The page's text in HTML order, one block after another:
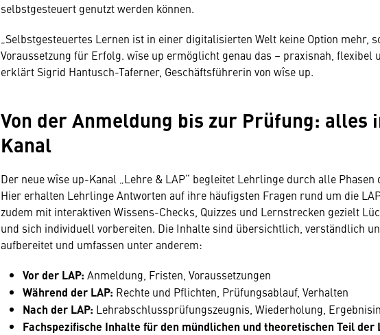
selbstgesteuert genutzt werden können.
„Selbstgesteuertes Lernen ist in einer digitalisierten Welt keine Option mehr,
Voraussetzung für Erfolg. wîse up ermöglicht genau das – praxisnah, flexibel
erklärt Sigrid Hantusch-Taferner, Geschäftsführerin von wîse up.
Von der Anmeldung bis zur Prüfung: alles
Kanal
Der neue wîse up-Kanal „Lehre & LAP“ begleitet Lehrlinge durch alle Phasen
Hier erhalten Lehrlinge Antworten auf ihre häufigsten Fragen rund um die
zudem mit interaktiven Wissens-Checks, Quizzes und Lernstrecken gezielt
und sich individuell vorbereiten. Die Inhalte sind übersichtlich, verständlich
aufbereitet und umfassen unter anderem:
Vor der LAP: Anmeldung, Fristen, Voraussetzungen
Während der LAP: Rechte und Pflichten, Prüfungsablauf, Verhalten
Nach der LAP: Lehrabschlussprüfungszeugnis, Wiederholung,
Fachspezifische Inhalte für den mündlichen und theoretischen Teil der